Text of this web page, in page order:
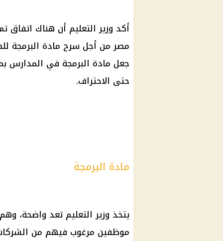
أكد وزير التعليم أن هناك اتفاق
مصر من أجل سرح مادة البرمجة
جعل مادة البرمجة في المدارس
حتى الاحتراف.
مادة البرمجة
يتخذ وزير التعليم تعد واضحة،
موظفين مرغوب فيهم من